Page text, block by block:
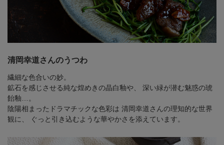
清岡幸道さんのうつわ
繊細な色合いの妙。
鉱石を感じさせる純な煌めきの晶白釉や、
深い緑が潜む魅惑の琥
飴釉…。
陰陽相まったドラマチックな色彩は 清岡幸道さんの理知的な世界
観に、
ぐっと引き込むような華やかさを添えています。